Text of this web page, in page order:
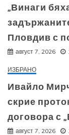
„Винаги
Пловдив с
август 7, 2026
ИЗБРАНО
Ивайло
скрие
договора с
август 7, 2026